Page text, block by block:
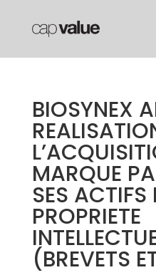
BIOSYNEX
MARQUE
SES ACTIFS
PROPRIETE
(BREVETS